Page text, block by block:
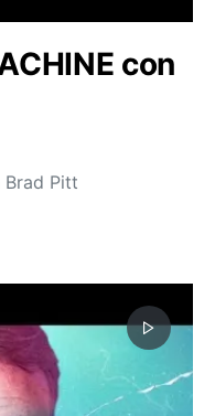
con
Brad Pitt